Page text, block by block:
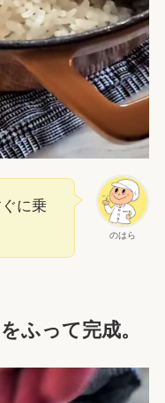
のはら
に乗
ふって完成。